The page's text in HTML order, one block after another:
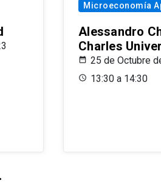
Microeconomía
Alessandro
Charles
25 de Octubre
13:30 a 14:30